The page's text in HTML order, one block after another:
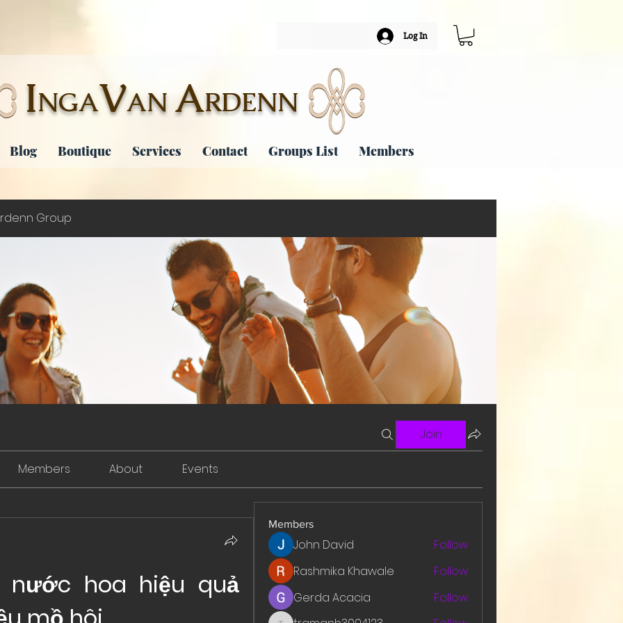
Log In
INGAVANARDENN
Blog Boutique Services Contact Groups List Members
Group
Join
Members About Events
nước hoa hiệu quả
Members
John David
Follow
Rashmika Khawale
Follow
Gerda Acacia
Follow